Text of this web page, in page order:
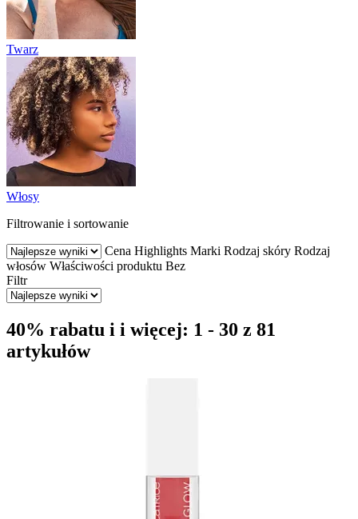
Twarz
Włosy
Filtrowanie i sortowanie
Cena Highlights Marki Rodzaj skóry Rodzaj
włosów Właściwości produktu Bez
Filtr
40% rabatu i i więcej: 1 - 30 z 81
artykułów